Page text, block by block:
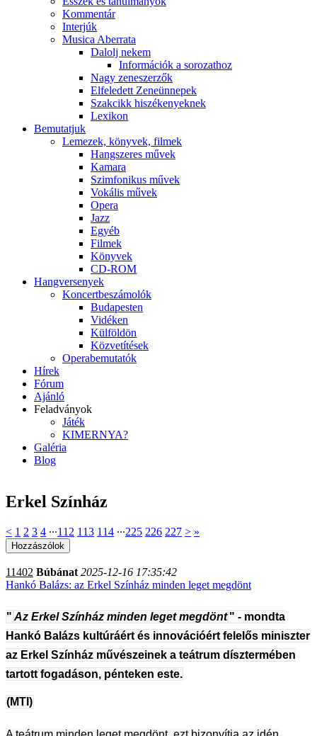
Kommentár
Interjúk
Musica Aberrata
Dalolj nekem
Információk a sorozathoz
Nagy zeneszerzők
Elfeledett Zeneünnepek
Szakcikk hiszékenyeknek
Lexikon
Bemutatjuk
Lemezek, könyvek, filmek
Hangszeres művek
Kamara
Szimfonikus művek
Vokális művek
Opera
Jazz
Egyéb
Filmek
Könyvek
CD-ROM
Hangversenyek
Koncertbeszámolók
Budapesten
Vidéken
Külföldön
Közvetítések
Operabemutatók
Hírek
Fórum
Ajánló
Feladványok
Játék
KIMERNYA?
Galéria
Blog
Erkel Színház
< 1 2 3 4 ∙∙∙112 113 114 ∙∙∙225 226 227 > »
11402 Búbánat 2025-12-16 17:35:42
Hankó Balázs: az Erkel Színház minden leget megdönt
" Az Erkel Színház minden leget megdönt " - mondta
Hankó Balázs kultúráért és innovációért felelős miniszter
az Erkel Színház művészeinek a teátrum dísztermében
tartott fogadáson, pénteken este.
(MTI)